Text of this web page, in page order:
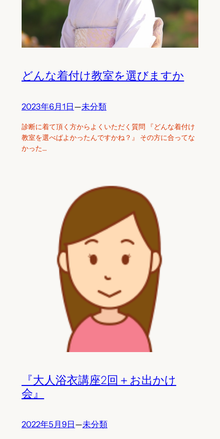
どんな着付け教室を選びますか
2023年6月1日 —未分類
診断に着て頂く方からよくいただく質問 『どんな着付け
教室を選べばよかったんですかね？』 その方に合ってな
かった…
『大人浴衣講座2回＋お出かけ
会』
2022年5月9日 —未分類